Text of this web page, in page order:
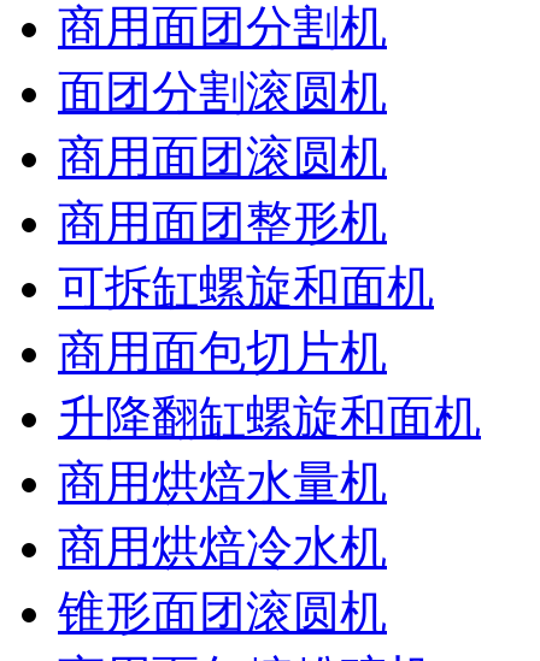
商用面团分割机
面团分割滚圆机
商用面团滚圆机
商用面团整形机
可拆缸螺旋和面机
商用面包切片机
升降翻缸螺旋和面机
商用烘焙水量机
商用烘焙冷水机
锥形面团滚圆机